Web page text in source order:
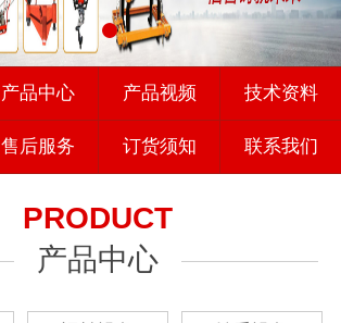
产品中心 产品视频 技术资料
售后服务 订货须知 联系我们
PRODUCT
产品中心